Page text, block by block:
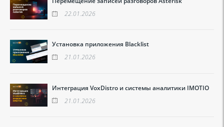
22.01.2026
Установка приложения Blacklist
21.01.2026
Интеграция VoxDistro и системы аналитики IMOTIO
21.01.2026